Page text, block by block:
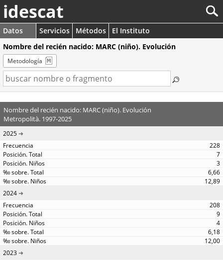
idescat
Datos Servicios Métodos
El Instituto
Nombre del recién nacido: MARC (niño). Evolución
Metodología
Nombre del recién nacido: MARC (niño). Evolución
Metropolità. 1997-2025
2025
228
7
3
6,66
12,89
2024
208
9
4
6,18
12,00
2023